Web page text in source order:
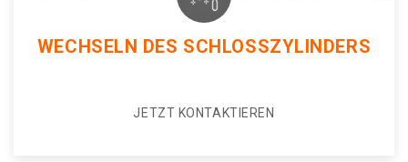
WECHSELN DES SCHLOSSZYLINDERS
JETZT KONTAKTIEREN